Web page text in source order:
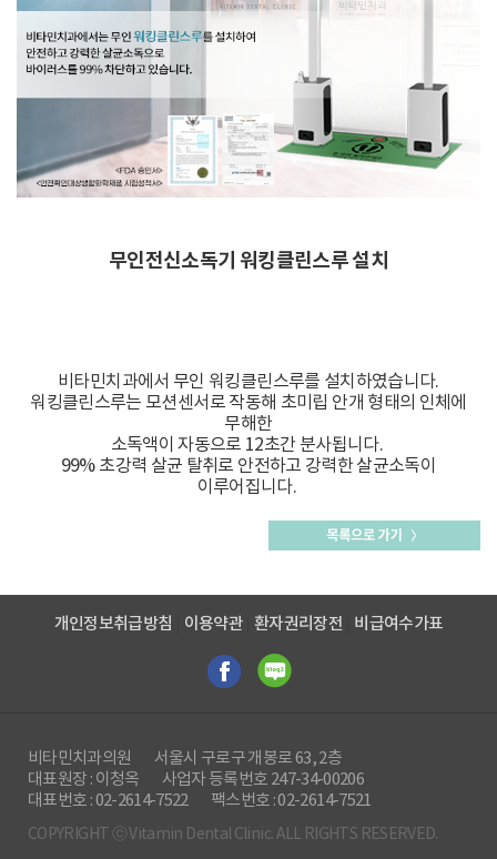
무인전신소독기 워킹클린스루 설치
비타민치과에서 무인 워킹클린스루를 설치하였습니다.
워킹클린스루는 모션센서로 작동해 초미립 안개 형태의 인체에
무해한
소독액이 자동으로 12초간 분사됩니다.
99% 초강력 살균 탈취로 안전하고 강력한 살균소독이
이루어집니다.
개인정보취급방침 이용약관 환자권리장전 비급여수가표
비타민치과의원
서울시 구로구 개봉로 63, 2층
대표원장 : 이청옥
사업자 등록번호 247-34-00206
대표번호 : 02-2614-7522
팩스번호 : 02-2614-7521
COPYRIGHT ⓒ Vitamin Dental Clinic. ALL RIGHTS RESERVED.